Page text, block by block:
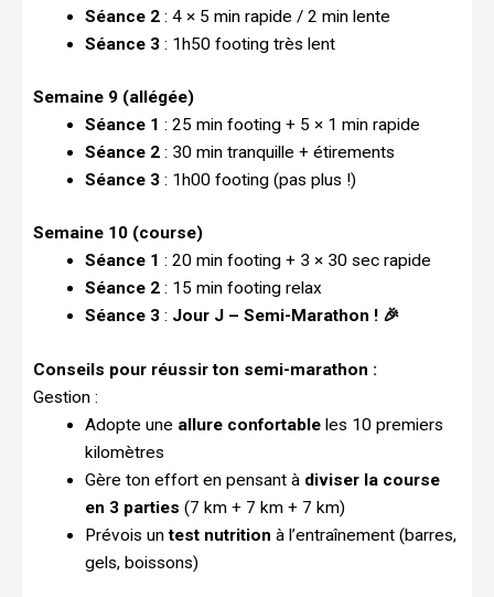
Séance 2: 4 × 5 min rapide / 2 min lente
Séance 3: 1h50 footing très lent
Semaine 9 (allégée)
Séance 1 : 25 min footing + 5 × 1 min rapide
Séance 2: 30 min tranquille + étirements
Séance 3: 1h00 footing (pas plus !)
Semaine 10 (course)
Séance 1 : 20 min footing + 3 × 30 sec rapide
Séance 2: 15 min footing relax
Séance 3: Jour J – Semi-Marathon ! 🎉
Conseils pour réussir ton semi-marathon :
Gestion :
Adopte une allure confortableles 10 premiers
kilomètres
Gère ton effort en pensant à diviser la course
en 3 parties (7 km + 7 km + 7 km)
Prévois untest nutrition à l’entraînement (barres,
gels, boissons)